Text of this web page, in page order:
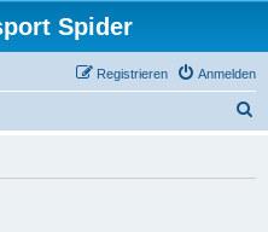
Spider
Anmelden
Registrieren